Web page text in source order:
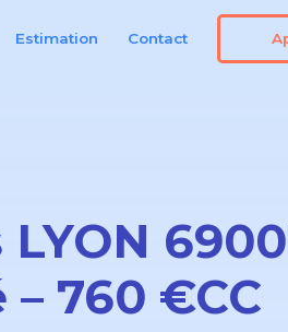
Estimation Contact
760 €CC